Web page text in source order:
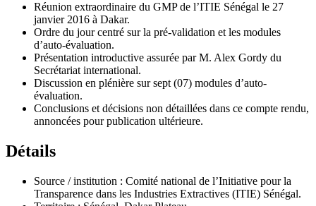
Réunion extraordinaire du GMP de l’ITIE Sénégal le 27
janvier 2016 à Dakar.
Ordre du jour centré sur la pré-validation et les modules
d’auto-évaluation.
Présentation introductive assurée par M. Alex Gordy du
Secrétariat international.
Discussion en plénière sur sept (07) modules d’auto-
évaluation.
Conclusions et décisions non détaillées dans ce compte rendu,
annoncées pour publication ultérieure.
Détails
Source / institution : Comité national de l’Initiative pour la
Transparence dans les Industries Extractives (ITIE) Sénégal.